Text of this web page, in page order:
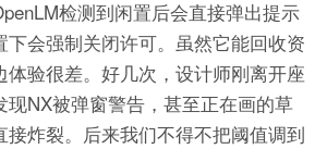
检测到闲置后会直接弹出提示
下会强制关闭许可。虽然它能回收资
体验很差。好几次，设计师刚离开座
现NX被弹窗警告，甚至正在画的草
接炸裂。后来我们不得不把阈值调到